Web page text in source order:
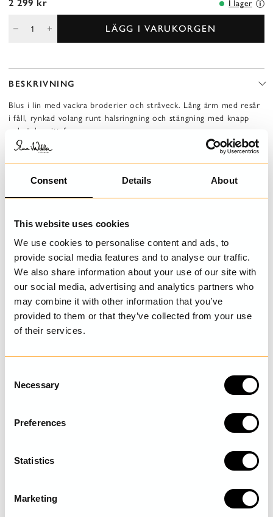
Consent Details About
This website uses cookies
We use cookies to personalise content and ads, to
provide social media features and to analyse our traffic.
We also share information about your use of our site with
our social media, advertising and analytics partners who
may combine it with other information that you’ve
provided to them or that they’ve collected from your use
of their services.
Necessary
Preferences
Statistics
Marketing
2 299 kr I lager
LÄGG I VARUKORGEN
BESKRIVNING
Blus i lin med vackra broderier och stråveck. Lång ärm med resår
i fåll, rynkad volang runt halsringning och stängning med knapp
och ögla mitt fram.
VÄXTFÄRGAD
unik färg.
färgens lyster.
TVÄTTRÅD
STORLEKSGUIDE